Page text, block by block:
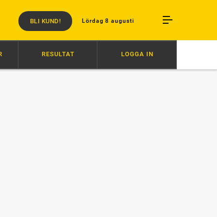
Lördag 8 augusti
BLI KUND!
FULLT FÖR IVANOV SANDRA OCH TEKLA VANN STODERBYT
RESULTAT LOGGA IN